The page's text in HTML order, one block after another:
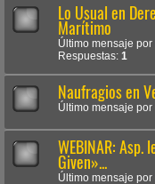
Lo Usual en
Marítimo
Último mensaje por
Respuestas: 1
Naufragios en
Último mensaje por
WEBINAR:
Given»...
Último mensaje por